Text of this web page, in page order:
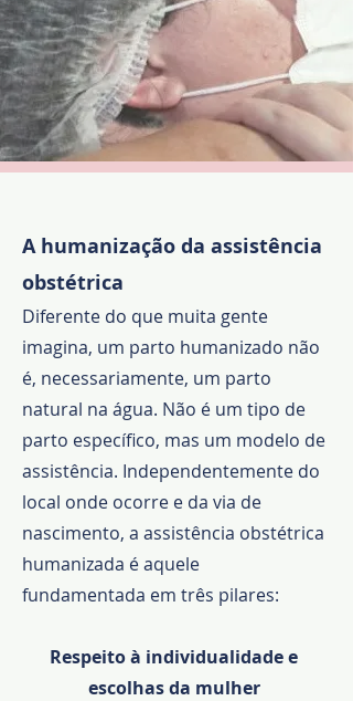
A humanização da assistência
obstétrica
Diferente do que muita gente
imagina, um parto humanizado não
é, necessariamente, um parto
natural na água. Não é um tipo de
parto específico, mas um modelo de
assistência. Independentemente do
local onde ocorre e da via de
nascimento, a assistência obstétrica
humanizada é aquele
fundamentada em três pilares:
Respeito à individualidade e
escolhas da mulher